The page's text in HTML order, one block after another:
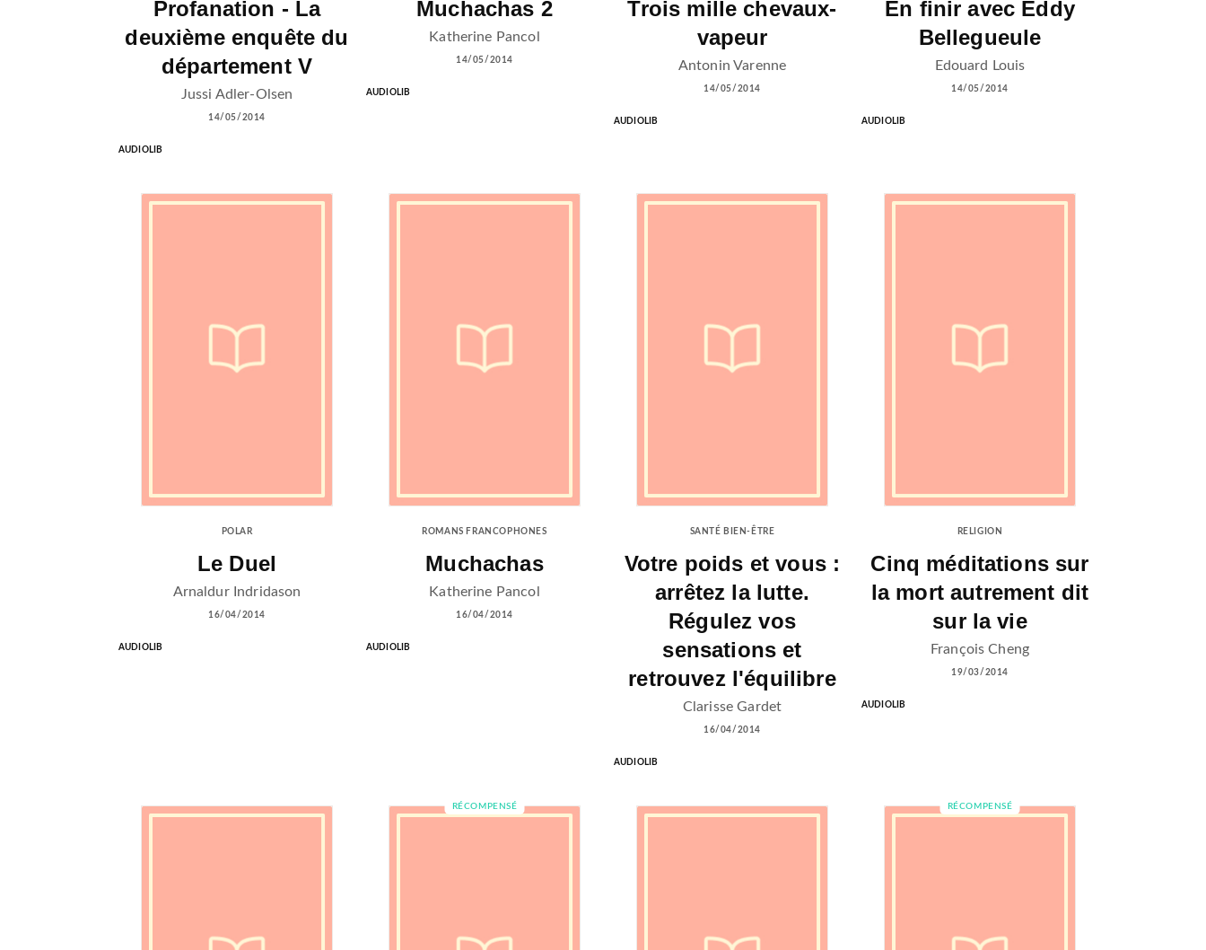
Profanation - La
deuxième enquête du
département V
Jussi Adler-Olsen
14/05/2014
AUDIOLIB
Muchachas 2
Katherine Pancol
14/05/2014
AUDIOLIB
Trois mille chevaux-
vapeur
Antonin Varenne
14/05/2014
AUDIOLIB
En finir avec Eddy
Bellegueule
Edouard Louis
14/05/2014
AUDIOLIB
POLAR
Le Duel
Arnaldur Indridason
16/04/2014
AUDIOLIB
ROMANS FRANCOPHONES
Muchachas
Katherine Pancol
16/04/2014
AUDIOLIB
SANTÉ BIEN-ÊTRE
Votre poids et vous :
arrêtez la lutte.
Régulez vos
sensations et
retrouvez l'équilibre
Clarisse Gardet
16/04/2014
AUDIOLIB
RELIGION
Cinq méditations sur
la mort autrement dit
sur la vie
François Cheng
19/03/2014
AUDIOLIB
RÉCOMPENSÉ RÉCOMPENSÉ